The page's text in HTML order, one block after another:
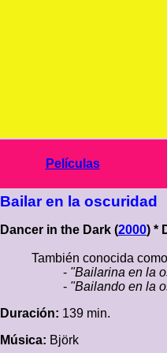
Películas
Bailar en la oscuridad
Dancer in the Dark (2000) *
También conocida
- "Bailarina en la
- "Bailando en la
Duración: 139 min.
Música: Björk